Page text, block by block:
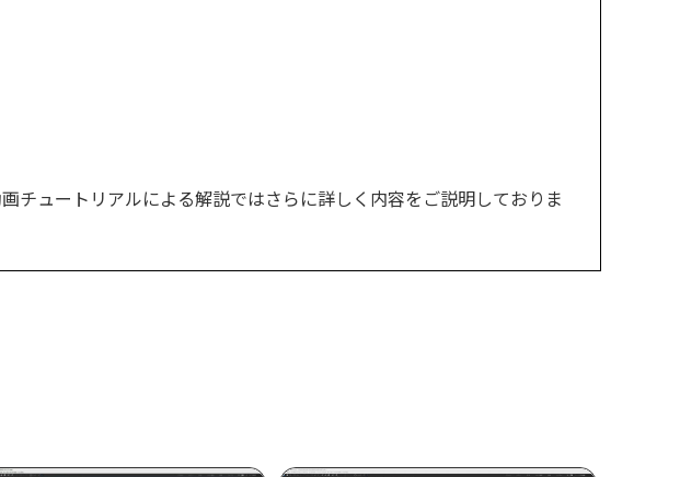
チュートリアルによる解説ではさらに詳しく内容をご説明しておりま